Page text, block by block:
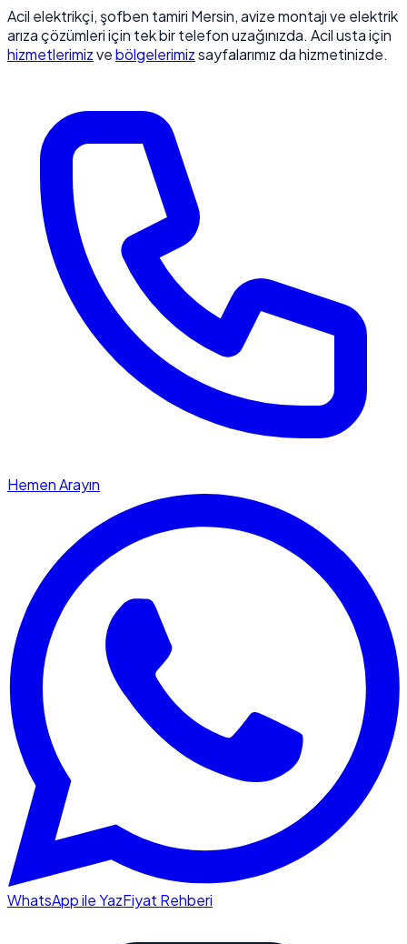
Acil elektrikçi, şofben tamiri Mersin, avize montajı ve elektrik
arıza çözümleri için tek bir telefon uzağınızda. Acil usta için
hizmetlerimizvebölgelerimizsayfalarımız da hizmetinizde.
Hemen Arayın
WhatsApp ile YazFiyat Rehberi